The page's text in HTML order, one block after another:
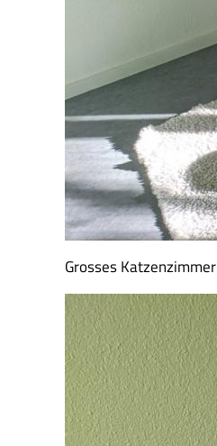
Grosses Katzenzimmer